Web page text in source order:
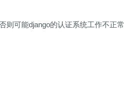
则可能django的认证系统工作不正常